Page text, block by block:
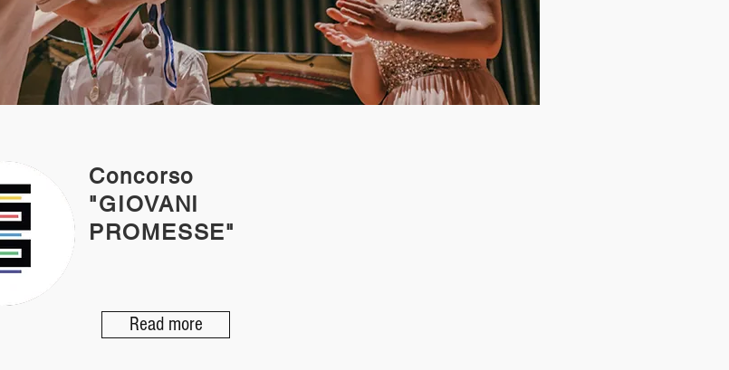
Concorso
"GIOVANI
PROMESSE"
Read more